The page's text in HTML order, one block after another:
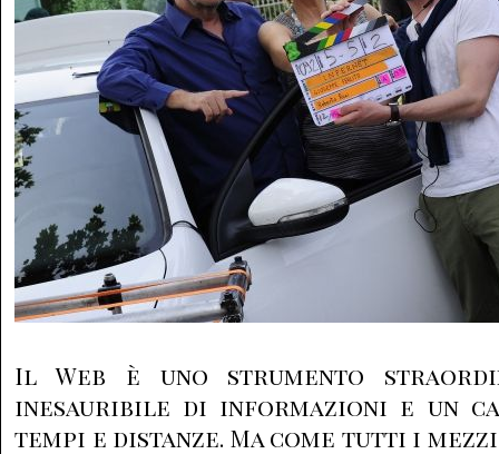
Il Web è uno strumento
inesauribile di informazioni e un
tempi e distanze. Ma come tutti i